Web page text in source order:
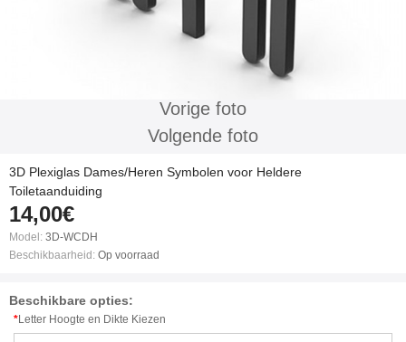
Vorige foto
Volgende foto
3D Plexiglas Dames/Heren Symbolen voor Heldere
Toiletaanduiding
14,00€
Model: 3D-WCDH
Beschikbaarheid: Op voorraad
Beschikbare opties:
Letter Hoogte en Dikte Kiezen